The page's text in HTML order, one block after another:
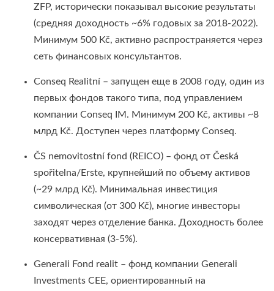
ZFP, исторически показывал высокие результаты
(средняя доходность ~6% годовых за 2018-2022).
Минимум 500 Kč, активно распространяется через
сеть финансовых консультантов.
Conseq Realitní – запущен еще в 2008 году, один из
первых фондов такого типа, под управлением
компании Conseq IM. Минимум 200 Kč, активы ~8
млрд Kč. Доступен через платформу Conseq.
ČS nemovitostní fond (REICO) – фонд от Česká
spořitelna/Erste, крупнейший по объему активов
(~29 млрд Kč). Минимальная инвестиция
символическая (от 300 Kč), многие инвесторы
заходят через отделение банка. Доходность более
консервативная (3-5%).
Generali Fond realit – фонд компании Generali
Investments CEE, ориентированный на